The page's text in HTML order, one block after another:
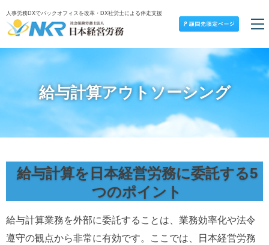
人事労務DXでバックオフィスを改革・DX社労士による伴走支援
給与計算アウトソーシング
給与計算を日本経営労務に委託する5
つのポイント
給与計算業務を外部に委託することは、業務効率化や法令
遵守の観点から非常に有効です。ここでは、日本経営労務